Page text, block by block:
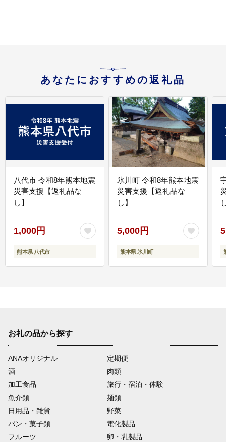
あなたにおすすめの返礼品
八代市 令和8年熊本地震
災害支援【返礼品な
し】
1,000円
熊本県 八代市
氷川町 令和8年熊本地震
災害支援【返礼品な
し】
5,000円
熊本県 氷川町
お礼の品から探す
ANAオリジナル
定期便
酒
肉類
加工食品
旅行・宿泊・体験
魚介類
麺類
日用品・雑貨
野菜
パン・菓子類
電化製品
フルーツ
卵・乳製品